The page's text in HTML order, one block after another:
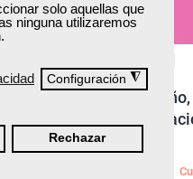
solo aquellas que
ninguna utilizaremos
Configuración ◮
Rechazar